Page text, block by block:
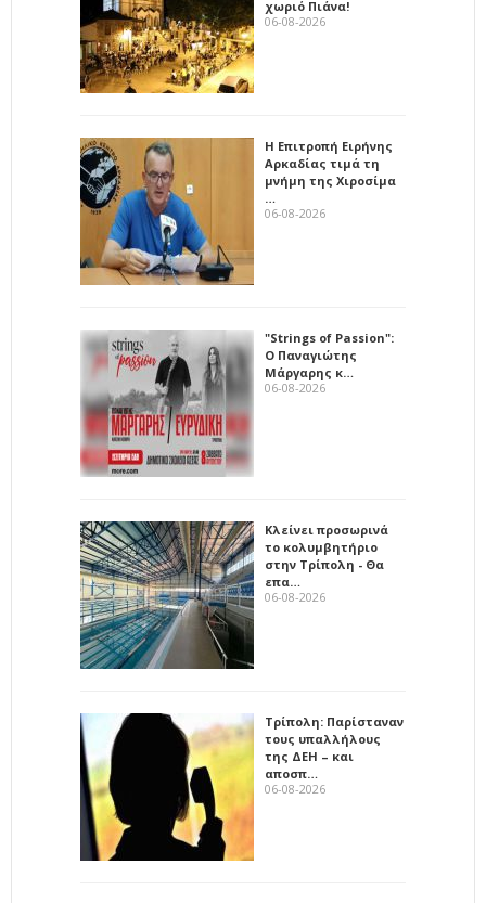
χωριό Πιάνα!
06-08-2026
Η Επιτροπή Ειρήνης
Αρκαδίας τιμά τη
μνήμη της Χιροσίμα
…
06-08-2026
"Strings of Passion":
Ο Παναγιώτης
Μάργαρης κ…
06-08-2026
Κλείνει προσωρινά
το κολυμβητήριο
στην Τρίπολη - Θα
επα…
06-08-2026
Τρίπολη: Παρίσταναν
τους υπαλλήλους
της ΔΕΗ – και
αποσπ…
06-08-2026